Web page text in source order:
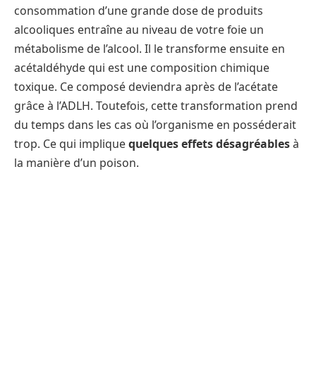
consommation d’une grande dose de produits
alcooliques entraîne au niveau de votre foie un
métabolisme de l’alcool. Il le transforme ensuite en
acétaldéhyde qui est une composition chimique
toxique. Ce composé deviendra après de l’acétate
grâce à l’ADLH. Toutefois, cette transformation prend
du temps dans les cas où l’organisme en posséderait
trop. Ce qui impliquequelques effets désagréablesà
la manière d’un poison.